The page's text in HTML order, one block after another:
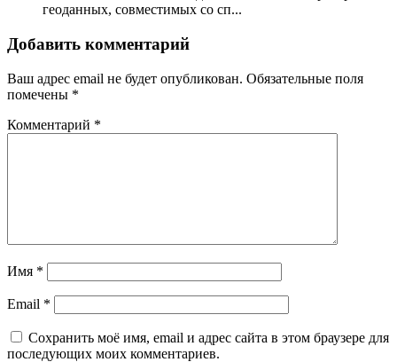
геоданных, совместимых со сп...
Добавить комментарий
Ваш адрес email не будет опубликован. Обязательные поля
помечены *
Комментарий *
Имя *
Email *
Сохранить моё имя, email и адрес сайта в этом браузере для
последующих моих комментариев.